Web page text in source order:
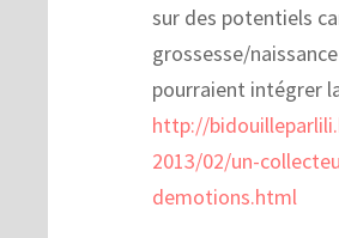
sur des potentiels
grossesse/
pourraient intégrer
http://
2013/02/un-
demotions.html